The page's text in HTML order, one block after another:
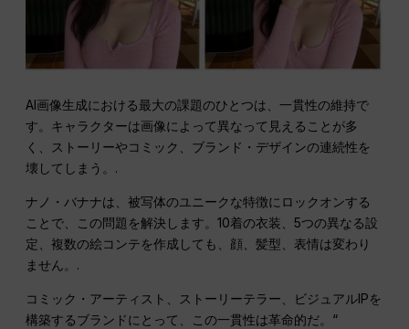
AI画像生成における最大の課題のひとつは、一貫性の維持で
す。キャラクターは画像によって異なって見えることが多
く、ストーリーやコミック、ブランド・デザインの連続性を
壊してしまう。.
ナノ・バナナは、被写体のユニークな特徴にロックオンする
ことで、この問題を解決します。10着の衣装、5つの異なる設
定、複数の絵コンテを作成しても、顔、髪型、表情は変わり
ません。.
コミック・アーティスト、ストーリーテラー、ビジュアルIPを
構築するブランドにとって、この一貫性は革命的だ。“